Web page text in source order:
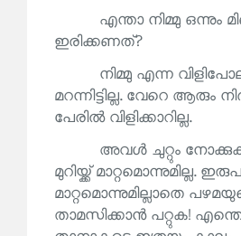
എന്താ നിമ്മു ഒന്നും
ഇരിക്കണത്?
നിമ്മു എന്ന
മറന്നിട്ടില്ല. വേറെ ആരും
പേരിൽ വിളിക്കാറില്ല.
അവൾ ചുറ്റും
മുറിയ്ക്ക് മാറ്റമൊന്നുമില്ല.
മാറ്റമൊന്നുമില്ലാതെ
താമസിക്കാൻ പറ്റുക!